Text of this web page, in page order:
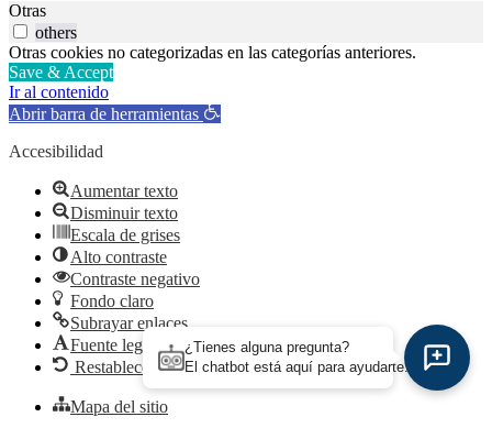
Otras
others
Otras cookies no categorizadas en las categorías anteriores.
Save & Accept
Ir al contenido
Abrir barra de herramientas
Accesibilidad
Aumentar texto
Disminuir texto
Escala de grises
Alto contraste
Contraste negativo
Fondo claro
Subrayar enlaces
Fuente legible
Restablecer
Mapa del sitio
¿Tienes alguna pregunta?
El chatbot está aquí para ayudarte.